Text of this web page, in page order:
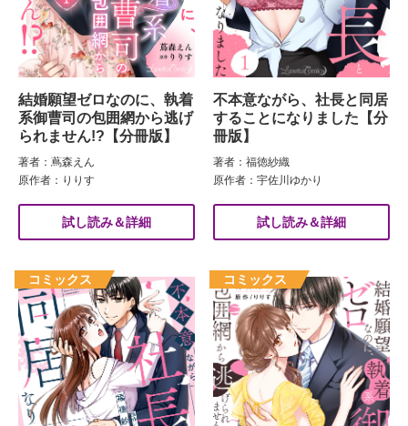
結婚願望ゼロなのに、執着
系御曹司の包囲網から逃げ
られません!?【分冊版】
著者：蔦森えん
原作者：りりす
試し読み＆詳細
不本意ながら、社長と同居
することになりました【分
冊版】
著者：福徳紗織
原作者：宇佐川ゆかり
試し読み＆詳細